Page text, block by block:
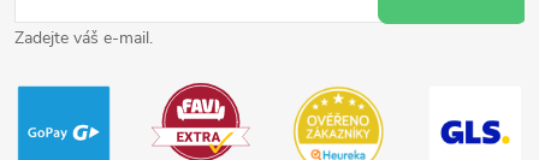
Zadejte váš e-mail.